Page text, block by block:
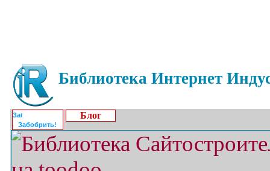
Библиотека Интернет
Забобрить!
Блог